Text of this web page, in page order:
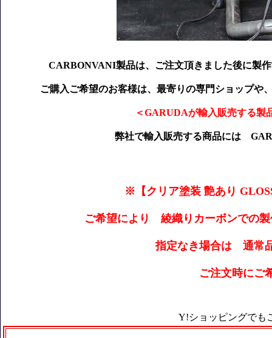
CARBONVANI製品は、ご注文頂きました後に製
ご購入ご希望のお客様は、最寄りの専門ショップや
＜GARUDAが輸入販売する製
弊社で輸入販売する商品には
※【クリア塗装 艶あり
ご希望により 綾織りカーボンでの
指定なき場合は 通常
ご注文時にご
Y!ショッピングでも